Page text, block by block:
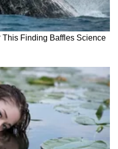
Platina 100)
विशेषतः खराब